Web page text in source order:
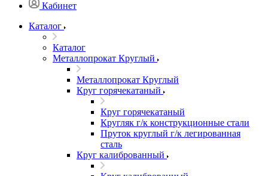
Кабинет
Каталог
Каталог
Металлопрокат Круглый
Металлопрокат Круглый
Круг горячекатаный
Круг горячекатаный
Кругляк г/к конструкционные стали
Пруток круглый г/к легированная
сталь
Круг калиброванный